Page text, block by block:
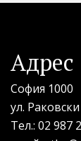
Адрес
София 1000
ул.
Тел.: 02 987